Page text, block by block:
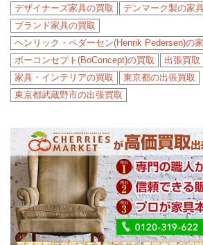
デザイナーズ家具の買取
デンマーク製の家
ブランド家具の買取
ヘンリック・ペダーセン(Henrik Pedersen)の
ボーコンセプト(BoConcept)の買取
出張買取
家具・インテリアの買取
東京都の出張買取
東京都武蔵野市の出張買取